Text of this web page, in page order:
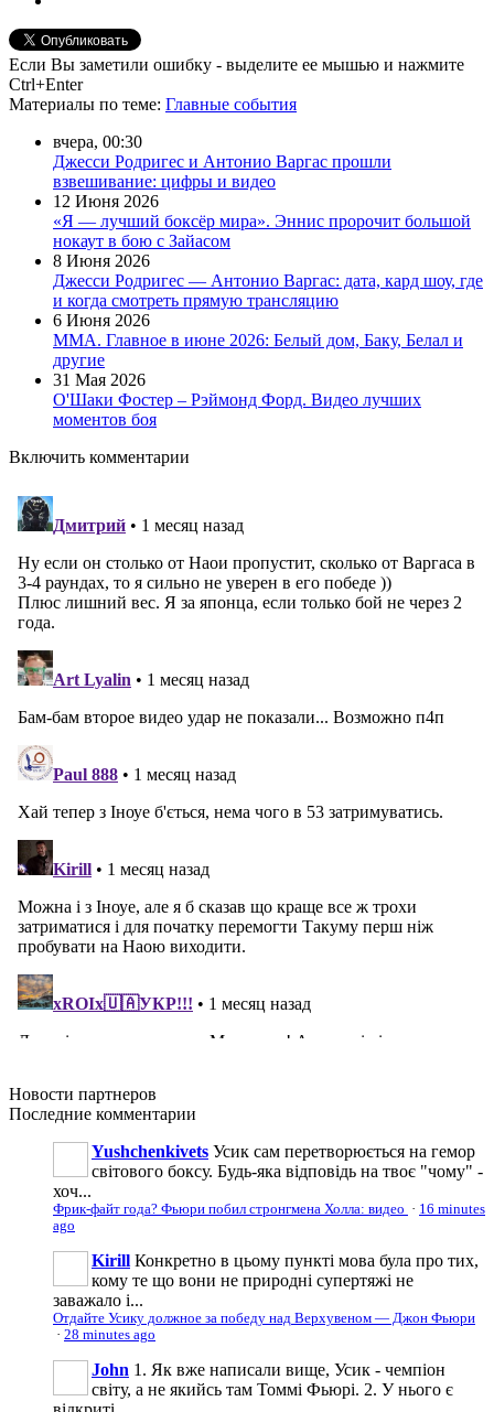
Если Вы заметили ошибку - выделите ее мышью и нажмите
Ctrl+Enter
Материалы по теме: Главные события
вчера, 00:30
Джесси Родригес и Антонио Варгас прошли
взвешивание: цифры и видео
12 Июня 2026
«Я — лучший боксёр мира». Эннис пророчит большой
нокаут в бою с Зайасом
8 Июня 2026
Джесси Родригес — Антонио Варгас: дата, кард шоу, где
и когда смотреть прямую трансляцию
6 Июня 2026
ММА. Главное в июне 2026: Белый дом, Баку, Белал и
другие
31 Мая 2026
О'Шаки Фостер – Рэймонд Форд. Видео лучших
моментов боя
Включить комментарии
Новости партнеров
Последние комментарии
Yushchenkivets Усик сам перетворюється на гемор
світового боксу. Будь-яка відповідь на твоє "чому" -
хоч...
Фрик-файт года? Фьюри побил стронгмена Холла: видео · 16 minutes
ago
Kirill Конкретно в цьому пункті мова була про тих,
кому те що вони не природні супертяжі не
заважало і...
Отдайте Усику должное за победу над Верхувеном — Джон Фьюри
· 28 minutes ago
John 1. Як вже написали вище, Усик - чемпіон
світу, а не якийсь там Томмі Фьюрі. 2. У нього є